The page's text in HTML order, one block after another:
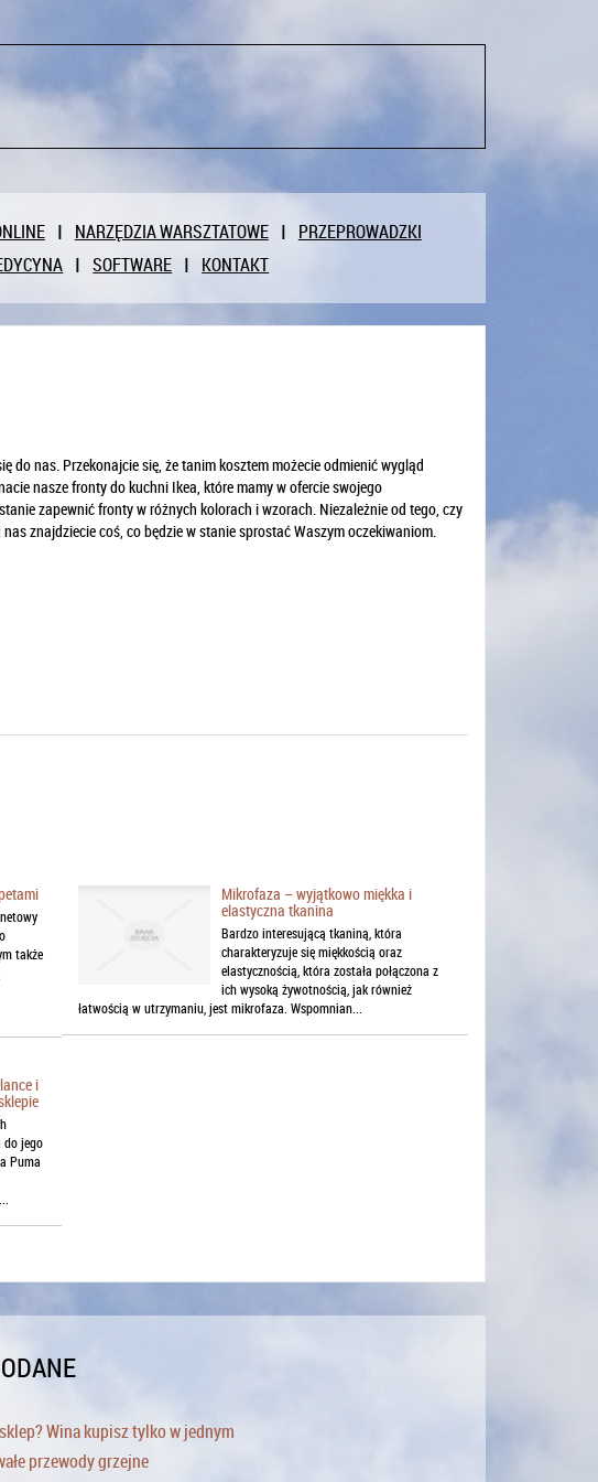
NARZĘDZIA WARSZTATOWE
PRZEPROWADZKI
SOFTWARE KONTAKT
do nas. Przekonajcie się, że tanim kosztem możecie odmienić wygląd
nasze fronty do kuchni Ikea, które mamy w ofercie swojego
zapewnić fronty w różnych kolorach i wzorach. Niezależnie od tego, czy
znajdziecie coś, co będzie w stanie sprostać Waszym oczekiwaniom.
także
Mikrofaza – wyjątkowo miękka i
elastyczna tkanina
Bardzo interesującą tkaniną, która
charakteryzuje się miękkością oraz
elastycznością, która została połączona z
ich wysoką żywotnością, jak również
łatwością w utrzymaniu, jest mikrofaza. Wspomnian...
i
do jego
Puma
Wina kupisz tylko w jednym
przewody grzejne